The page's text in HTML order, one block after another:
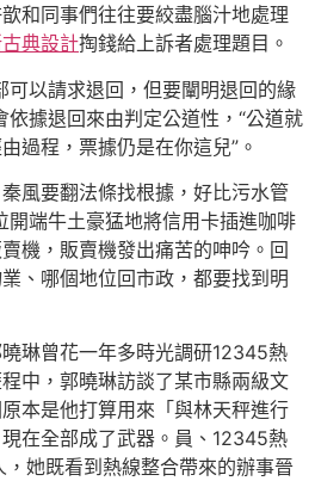
和同事們往往要絞盡腦汁地處理
典設計掏錢給上訴者處理題目。
可以請求退回，但要闡明退回的緣
依據退回來由判定公道性，“公道就
過程，票據仍是在你這兒”。
風要翻法條找根據，好比污水管
開端牛土豪猛地將信用卡插進咖啡
機，販賣機發出痛苦的呻吟。回
、哪個地位回市政，都要找到明
琳曾花一年多時光調研12345熱
中，郭曉琳訪談了某市縣兩級文
本是他打算用來「與林天秤進行
在全部成了武器。員、12345熱
她既看到熱線整合帶來的辦事晉